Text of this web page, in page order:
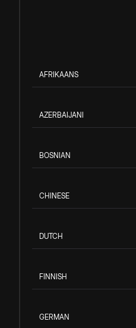
AFRIKAANS
AZERBAIJANI
BOSNIAN
CHINESE
DUTCH
FINNISH
GERMAN